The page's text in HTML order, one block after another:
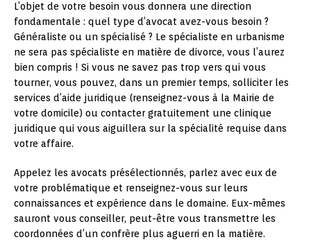
L’objet de votre besoin vous donnera une direction
fondamentale : quel type d’avocat avez-vous besoin ?
Généraliste ou un spécialisé ? Le spécialiste en urbanisme
ne sera pas spécialiste en matière de divorce, vous l’aurez
bien compris ! Si vous ne savez pas trop vers qui vous
tourner, vous pouvez, dans un premier temps, solliciter les
services d’aide juridique (renseignez-vous à la Mairie de
votre domicile) ou contacter gratuitement une clinique
juridique qui vous aiguillera sur la spécialité requise dans
votre affaire.
Appelez les avocats présélectionnés, parlez avec eux de
votre problématique et renseignez-vous sur leurs
connaissances et expérience dans le domaine. Eux-mêmes
sauront vous conseiller, peut-être vous transmettre les
coordonnées d’un confrère plus aguerri en la matière.